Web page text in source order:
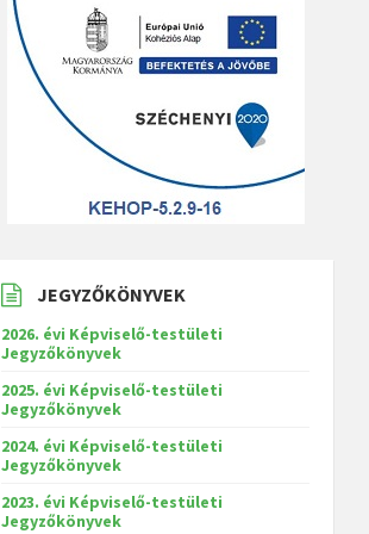
JEGYZŐKÖNYVEK
2026. évi Képviselő-testületi
Jegyzőkönyvek
2025. évi Képviselő-testületi
Jegyzőkönyvek
2024. évi Képviselő-testületi
Jegyzőkönyvek
2023. évi Képviselő-testületi
Jegyzőkönyvek